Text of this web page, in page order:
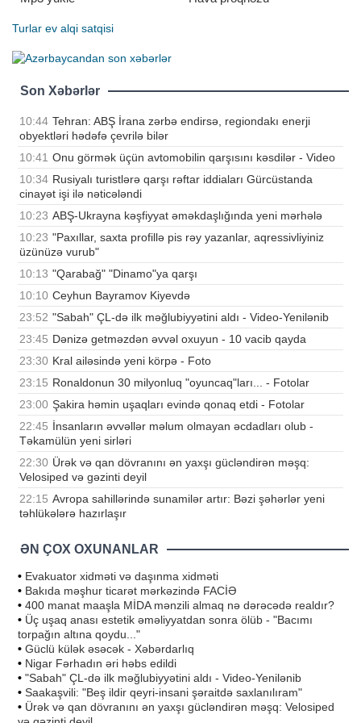
Turlar ev alqi satqisi
Son Xəbərlər
10:44 Tehran: ABŞ İrana zərbə endirsə, regiondakı enerji
obyektləri hədəfə çevrilə bilər
10:41 Onu görmək üçün avtomobilin qarşısını kəsdilər - Video
10:34 Rusiyalı turistlərə qarşı rəftar iddiaları Gürcüstanda
cinayət işi ilə nəticələndi
10:23 ABŞ-Ukrayna kəşfiyyat əməkdaşlığında yeni mərhələ
10:23 "Paxıllar, saxta profillə pis rəy yazanlar, aqressivliyiniz
üzünüzə vurub"
10:13 "Qarabağ" "Dinamo"ya qarşı
10:10 Ceyhun Bayramov Kiyevdə
23:52 "Sabah" ÇL-də ilk məğlubiyyətini aldı - Video-Yenilənib
23:45 Dənizə getməzdən əvvəl oxuyun - 10 vacib qayda
23:30 Kral ailəsində yeni körpə - Foto
23:15 Ronaldonun 30 milyonluq "oyuncaq"ları... - Fotolar
23:00 Şakira həmin uşaqları evində qonaq etdi - Fotolar
22:45 İnsanların əvvəllər məlum olmayan əcdadları olub -
Təkamülün yeni sirləri
22:30 Ürək və qan dövranını ən yaxşı gücləndirən məşq:
Velosiped və gəzinti deyil
22:15 Avropa sahillərində sunamilər artır: Bəzi şəhərlər yeni
təhlükələrə hazırlaşır
ƏN ÇOX OXUNANLAR
• Evakuator xidməti və daşınma xidməti
• Bakıda məşhur ticarət mərkəzində FACİƏ
• 400 manat maaşla MİDA mənzili almaq nə dərəcədə realdır?
• Üç uşaq anası estetik əməliyyatdan sonra ölüb - "Bacımı
torpağın altına qoydu..."
• Güclü külək əsəcək - Xəbərdarlıq
• Nigar Fərhadın əri həbs edildi
• "Sabah" ÇL-də ilk məğlubiyyətini aldı - Video-Yenilənib
• Saakaşvili: "Beş ildir qeyri-insani şəraitdə saxlanılıram"
• Ürək və qan dövranını ən yaxşı gücləndirən məşq: Velosiped